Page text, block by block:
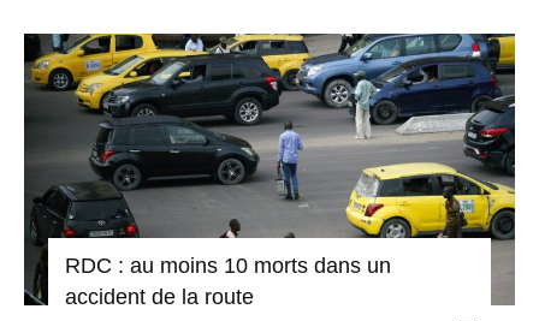
RDC : au moins 10 morts dans un
accident de la route